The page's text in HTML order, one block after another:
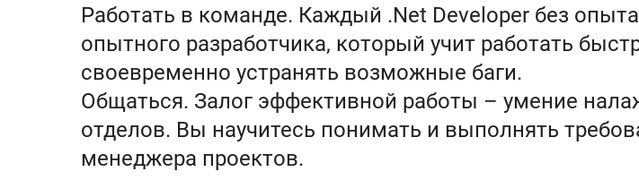
Работать в команде. Каждый .Net Developer без
опытного разработчика, который учит работать
своевременно устранять возможные баги.
Общаться. Залог эффективной работы – умение
отделов. Вы научитесь понимать и выполнять
менеджера проектов.